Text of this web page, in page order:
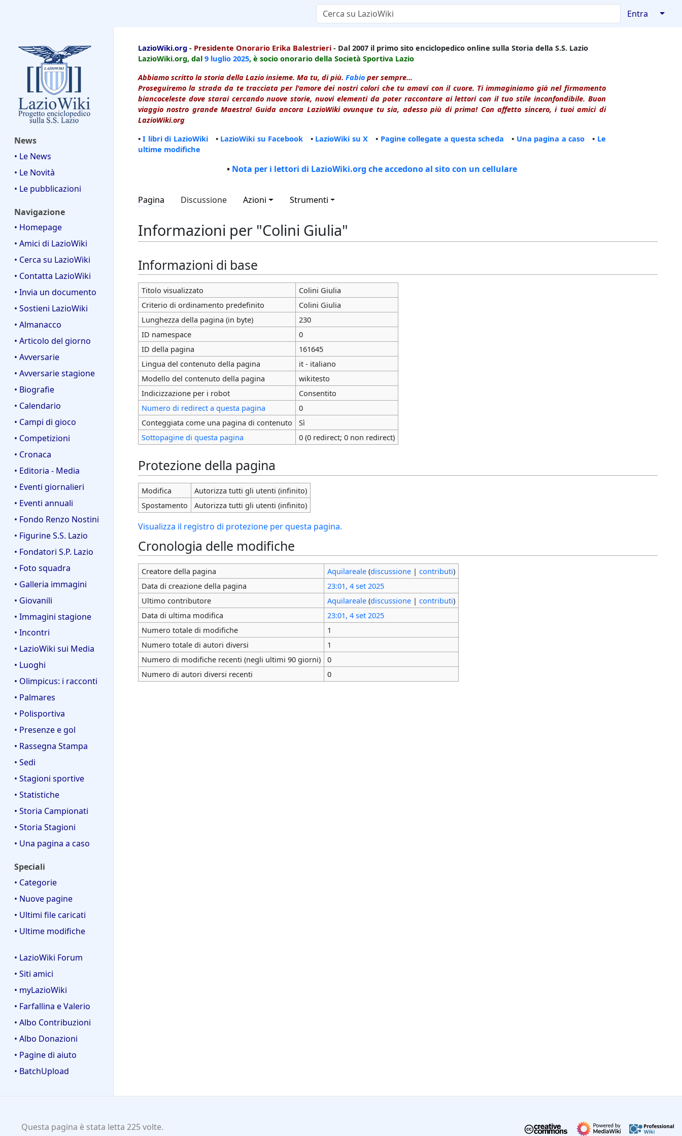
Entra ↓
News
• Le News
• Le Novità
• Le pubblicazioni
Navigazione
• Homepage
• Amici di LazioWiki
• Cerca su LazioWiki
• Contatta LazioWiki
• Invia un documento
• Sostieni LazioWiki
• Almanacco
• Articolo del giorno
• Avversarie
• Avversarie stagione
• Biografie
• Calendario
• Campi di gioco
• Competizioni
• Cronaca
• Editoria - Media
• Eventi giornalieri
• Eventi annuali
• Fondo Renzo Nostini
• Figurine S.S. Lazio
• Fondatori S.P. Lazio
• Foto squadra
• Galleria immagini
• Giovanili
• Immagini stagione
• Incontri
• LazioWiki sui Media
• Luoghi
• Olimpicus: i racconti
• Palmares
• Polisportiva
• Presenze e gol
• Rassegna Stampa
• Sedi
• Stagioni sportive
• Statistiche
• Storia Campionati
• Storia Stagioni
• Una pagina a caso
Speciali
• Categorie
• Nuove pagine
• Ultimi file caricati
• Ultime modifiche
• LazioWiki Forum
• Siti amici
• myLazioWiki
• Farfallina e Valerio
• Albo Contribuzioni
• Albo Donazioni
• Pagine di aiuto
• BatchUpload
LazioWiki.org - Presidente Onorario Erika Balestrieri - Dal 2007 il primo sito enciclopedico online sulla Storia della S.S. Lazio
LazioWiki.org, dal 9 luglio 2025, è socio onorario della Società Sportiva Lazio
Abbiamo scritto la storia della Lazio insieme. Ma tu, di più. Fabio per sempre...
Proseguiremo la strada da te tracciata per l'amore dei nostri colori che tu amavi con il cuore. Ti immaginiamo già nel firmamento
biancoceleste dove starai cercando nuove storie, nuovi elementi da poter raccontare ai lettori con il tuo stile inconfondibile. Buon
viaggio nostro grande Maestro! Guida ancora LazioWiki ovunque tu sia, adesso più di prima! Con affetto sincero, i tuoi amici di
LazioWiki.org
•I libri di LazioWiki• LazioWiki su Facebook • LazioWiki su X • Pagine collegate a questa scheda • Una pagina a caso • Le
ultime modifiche
• Nota per i lettori di LazioWiki.org che accedono al sito con un cellulare
Pagina Discussione Azioni Strumenti
Informazioni per "Colini Giulia"
Informazioni di base
Titolo visualizzato
Colini Giulia
Criterio di ordinamento predefinito
Colini Giulia
Lunghezza della pagina (in byte)
230
ID namespace
0
ID della pagina
161645
Lingua del contenuto della pagina
it - italiano
Modello del contenuto della pagina
wikitesto
Indicizzazione per i robot
Consentito
Numero di redirect a questa pagina
0
Conteggiata come una pagina di contenuto
Sì
Sottopagine di questa pagina
0 (0 redirect; 0 non redirect)
Protezione della pagina
Modifica
Autorizza tutti gli utenti (infinito)
Spostamento
Autorizza tutti gli utenti (infinito)
Visualizza il registro di protezione per questa pagina.
Cronologia delle modifiche
Creatore della pagina Aquilareale (discussione| contributi)
Data di creazione della pagina
23:01, 4 set 2025
Ultimo contributore
Aquilareale (discussione| contributi)
Data di ultima modifica
23:01, 4 set 2025
Numero totale di modifiche
1
Numero totale di autori diversi
1
Numero di modifiche recenti (negli ultimi 90 giorni)
0
Numero di autori diversi recenti
0
Questa pagina è stata letta 225 volte.